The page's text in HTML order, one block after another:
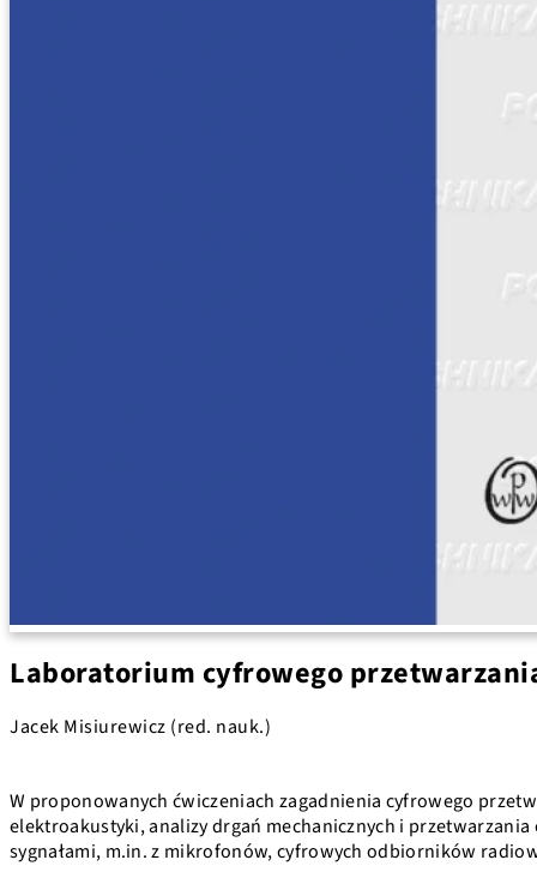
Laboratorium cyfrowego
Jacek Misiurewicz (red. nauk.)
W proponowanych ćwiczeniach zagadnienia cyfrowego
elektroakustyki, analizy drgań mechanicznych i
sygnałami, m.in. z mikrofonów, cyfrowych odbiorników